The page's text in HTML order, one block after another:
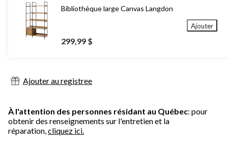
Bibliothèque large Canvas Langdon
299,99 $
Ajouter
Ajouter au registree
À l'attention des personnes résidant au Québec: pour
obtenir des renseignements sur l'entretien et la
réparation,cliquez ici.